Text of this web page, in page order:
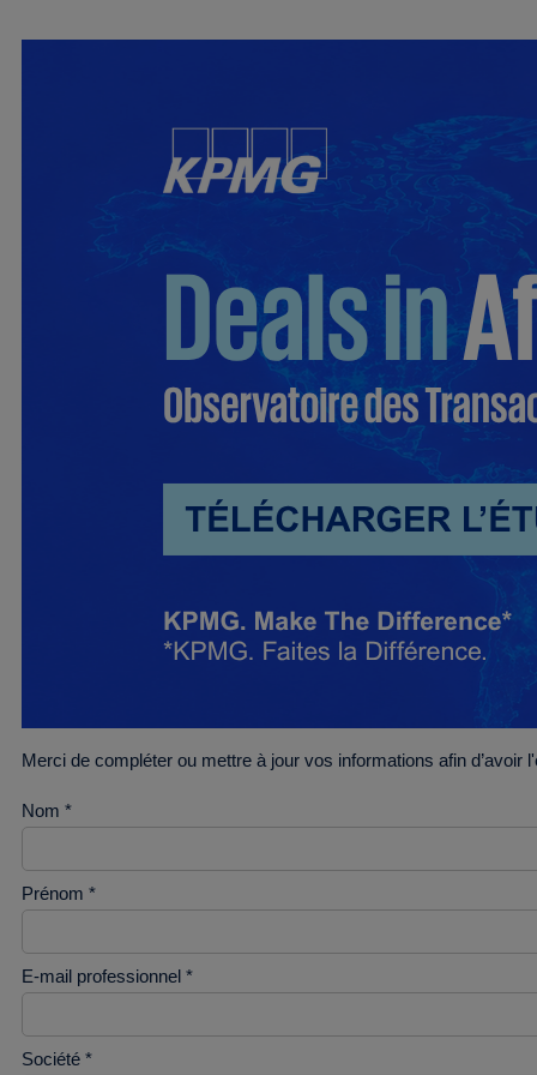
Merci de compléter ou mettre à jour vos informations afin d’avoir
Nom *
Prénom *
E-mail professionnel *
Société *